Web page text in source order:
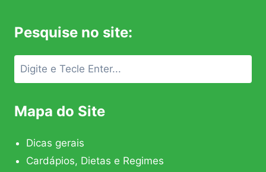
Pesquise no site:
Mapa do Site
Dicas gerais
Cardápios, Dietas e Regimes